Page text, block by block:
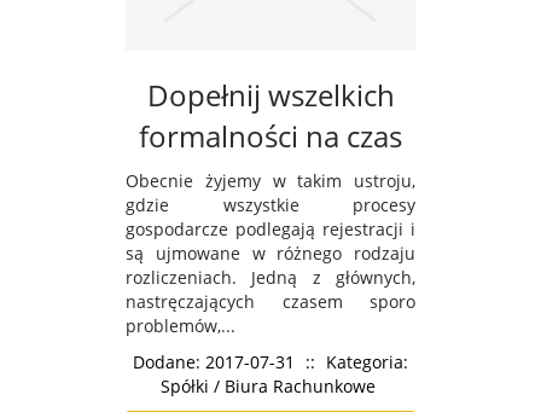
Dopełnij wszelkich
formalności na czas
Obecnie żyjemy w takim ustroju,
gdzie wszystkie procesy
gospodarcze podlegają rejestracji i
są ujmowane w różnego rodzaju
rozliczeniach. Jedną z głównych,
nastręczających czasem sporo
problemów,...
Dodane: 2017-07-31
:: Kategoria:
Spółki / Biura Rachunkowe